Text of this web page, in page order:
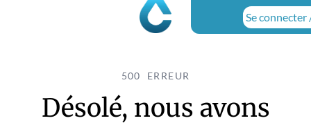
Se
500 ERREUR
Désolé, nous avons